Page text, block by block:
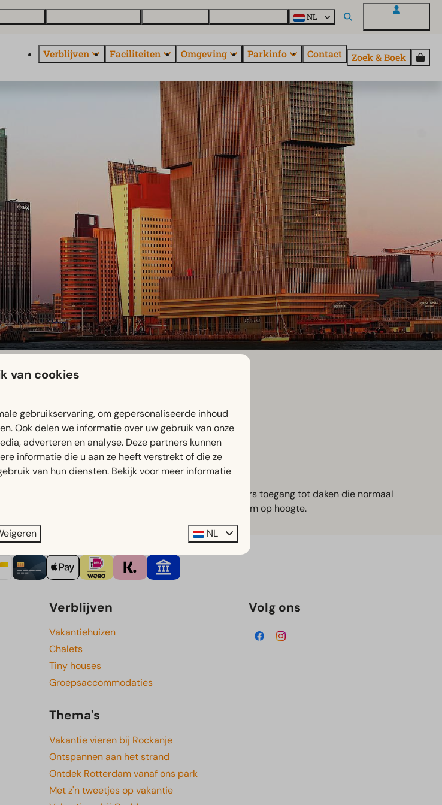
NL
Verblijven Faciliteiten Omgeving Parkinfo Contact Zoek & Boek
Tijdens dit bijzondere evenement krijgen bezoekers toegang tot daken die normaal
en ontdek de moderne architectuur van Rotterdam op hoogte.
Verblijven
Vakantiehuizen
Chalets
Tiny houses
Groepsaccommodaties
Thema's
Vakantie vieren bij Rockanje
Ontspannen aan het strand
Ontdek Rotterdam vanaf ons park
Met z'n tweetjes op vakantie
Volg ons
van cookies
gebruikservaring, om gepersonaliseerde inhoud
Ook delen we informatie over uw gebruik van onze
adverteren en analyse. Deze partners kunnen
informatie die u aan ze heeft verstrekt of die ze
van hun diensten. Bekijk voor meer informatie
NL